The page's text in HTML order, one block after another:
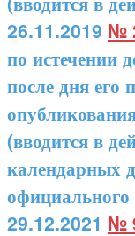
26.11.2019 №
по истечении
после дня его
(вводится в
календарных
29.12.2021 №